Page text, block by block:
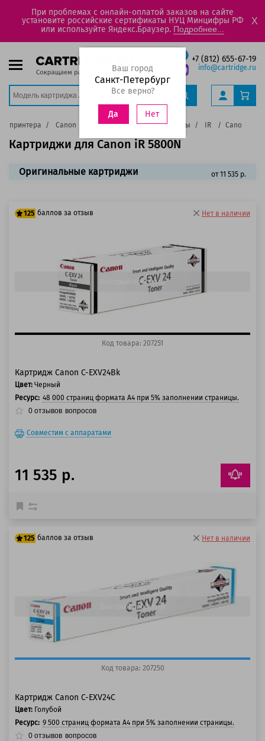
При проблемах с онлайн-оплатой заказов на сайте
установите российские сертификаты НУЦ Минцифры РФ
или используйте Яндекс.Браузер. Подробнее...
X
+7 (812) 655-67-19
info@cartridge.ru
Ваш город
Санкт-Петербург
Все верно?
Да Нет
принтера Canon Лазерные цветные принтеры IR Canon iR
Картриджи для Canon iR 5800N
Оригинальные картриджи от 11 535 р.
125 баллов за отзыв
125 баллов
Нет в наличии
Быстрый просмотр
Код товара: 207251
Картридж Canon C-EXV24Bk
Цвет: Черный
Ресурс: 48 000 страниц формата А4 при 5% заполнении страницы.
0 отзывов вопросов
Совместим с аппаратами
11 535 р.
125 баллов за отзыв Нет в наличии
Быстрый просмотр
Код товара: 207250
Картридж Canon C-EXV24C
Цвет: Голубой
Ресурс: 9 500 страниц формата А4 при 5% заполнении страницы.
0 отзывов вопросов